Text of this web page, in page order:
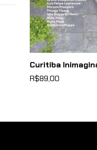
Curitiba
R$89,00